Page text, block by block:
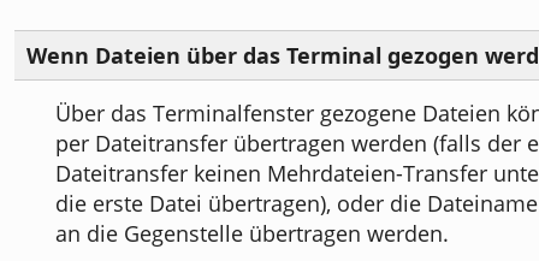
Wenn Dateien über das Terminal gezogen
Über das Terminalfenster gezogene Dateien
per Dateitransfer übertragen werden (falls der
Dateitransfer keinen Mehrdateien-Transfer
die erste Datei übertragen), oder die
an die Gegenstelle übertragen werden.